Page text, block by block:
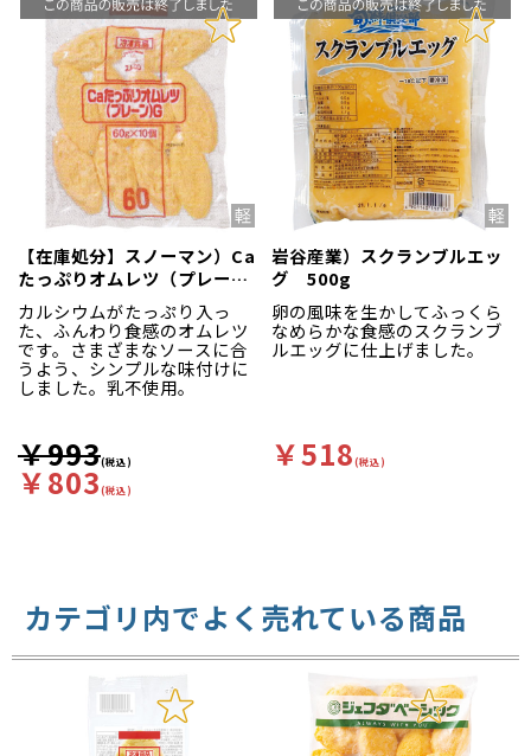
【在庫処分】スノーマン）Ca
たっぷりオムレツ（プレー
ン） 60g×10個入
カルシウムがたっぷり入っ
た、ふんわり食感のオムレツ
です。さまざまなソースに合
うよう、シンプルな味付けに
しました。乳不使用。
￥993(税込)
￥803(税込)
岩谷産業）スクランブルエッ
グ 500g
卵の風味を生かしてふっくら
なめらかな食感のスクランブ
ルエッグに仕上げました。
￥518(税込)
カテゴリ内でよく売れている商品